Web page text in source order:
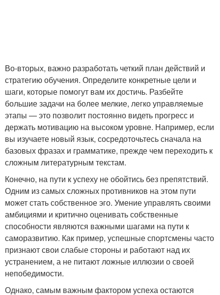
Во-вторых, важно разработать четкий план действий и
стратегию обучения. Определите конкретные цели и
шаги, которые помогут вам их достичь. Разбейте
большие задачи на более мелкие, легко управляемые
этапы — это позволит постоянно видеть прогресс и
держать мотивацию на высоком уровне. Например, если
вы изучаете новый язык, сосредоточьтесь сначала на
базовых фразах и грамматике, прежде чем переходить к
сложным литературным текстам.
Конечно, на пути к успеху не обойтись без препятствий.
Одним из самых сложных противников на этом пути
может стать собственное эго. Умение управлять своими
амбициями и критично оценивать собственные
способности являются важными шагами на пути к
саморазвитию. Как пример, успешные спортсмены часто
признают свои слабые стороны и работают над их
устранением, а не питают ложные иллюзии о своей
непобедимости.
Однако, самым важным фактором успеха остаются